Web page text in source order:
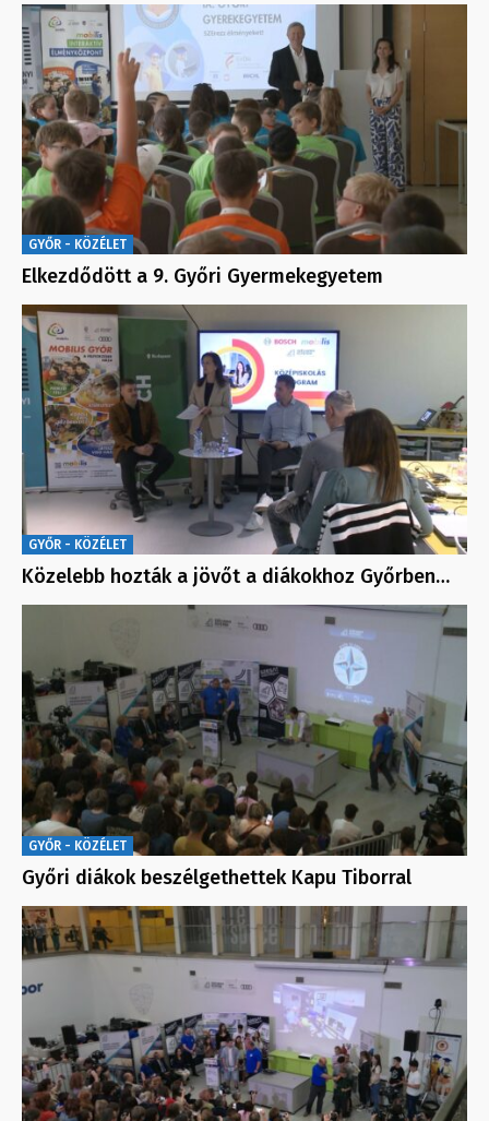
GYŐR - KÖZÉLET
Elkezdődött a 9. Győri Gyermekegyetem
GYŐR - KÖZÉLET
Közelebb hozták a jövőt a diákokhoz Győrben…
GYŐR - KÖZÉLET
Győri diákok beszélgethettek Kapu Tiborral